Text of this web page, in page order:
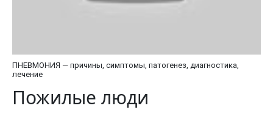
ПНЕВМОНИЯ — причины, симптомы, патогенез, диагностика,
лечение
Пожилые люди